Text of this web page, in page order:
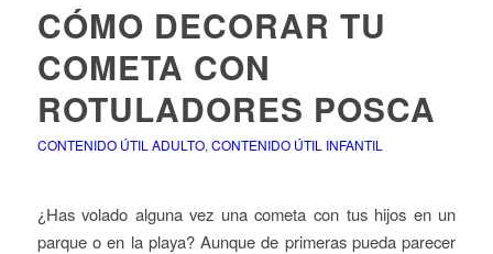
CÓMO DECORAR TU
COMETA CON
ROTULADORES POSCA
CONTENIDO ÚTIL ADULTO, CONTENIDO ÚTIL INFANTIL
¿Has volado alguna vez una cometa con tus hijos en un
parque o en la playa? Aunque de primeras pueda parecer